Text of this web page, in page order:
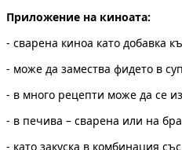
Приложение на киноата:
- сварена киноа като добавка
- може да замества фидето в
- в много рецепти може да се
- в печива – сварена или на
- като закуска в комбинация